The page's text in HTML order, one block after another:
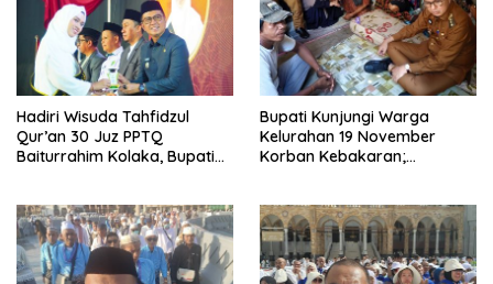
Hadiri Wisuda Tahfidzul
Qur’an 30 Juz PPTQ
Baiturrahim Kolaka, Bupati
Bupati Kunjungi Warga
Kelurahan 19 November
Korban Kebakaran;